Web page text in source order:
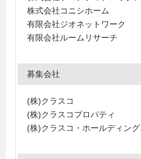
株式会社コニシホーム
有限会社ジオネットワーク
有限会社ルームリサーチ
募集会社
(株)クラスコ
(株)クラスコプロパティ
(株)クラスコ・ホールディング